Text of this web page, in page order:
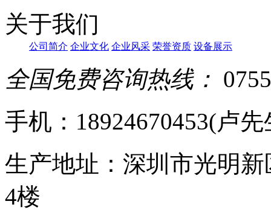
关于我们
公司简介 企业文化 企业风采 荣誉资质 设备展示
全国免费咨询热线：
手机：18924670453(卢
生产地址：深圳市光明
4楼